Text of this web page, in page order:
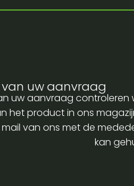
van uw aanvraag
uw aanvraag controleren
het product in ons
van ons met de
kan